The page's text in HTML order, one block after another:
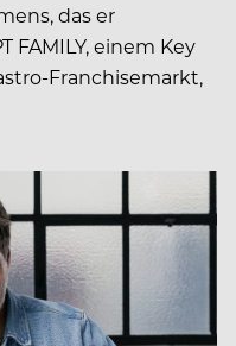
das er
FAMILY, einem Key
Franchisemarkt,